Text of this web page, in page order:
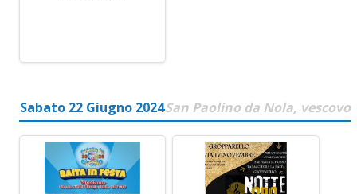
Sabato 22 Giugno 2024San Paolino da Nola, vescovo